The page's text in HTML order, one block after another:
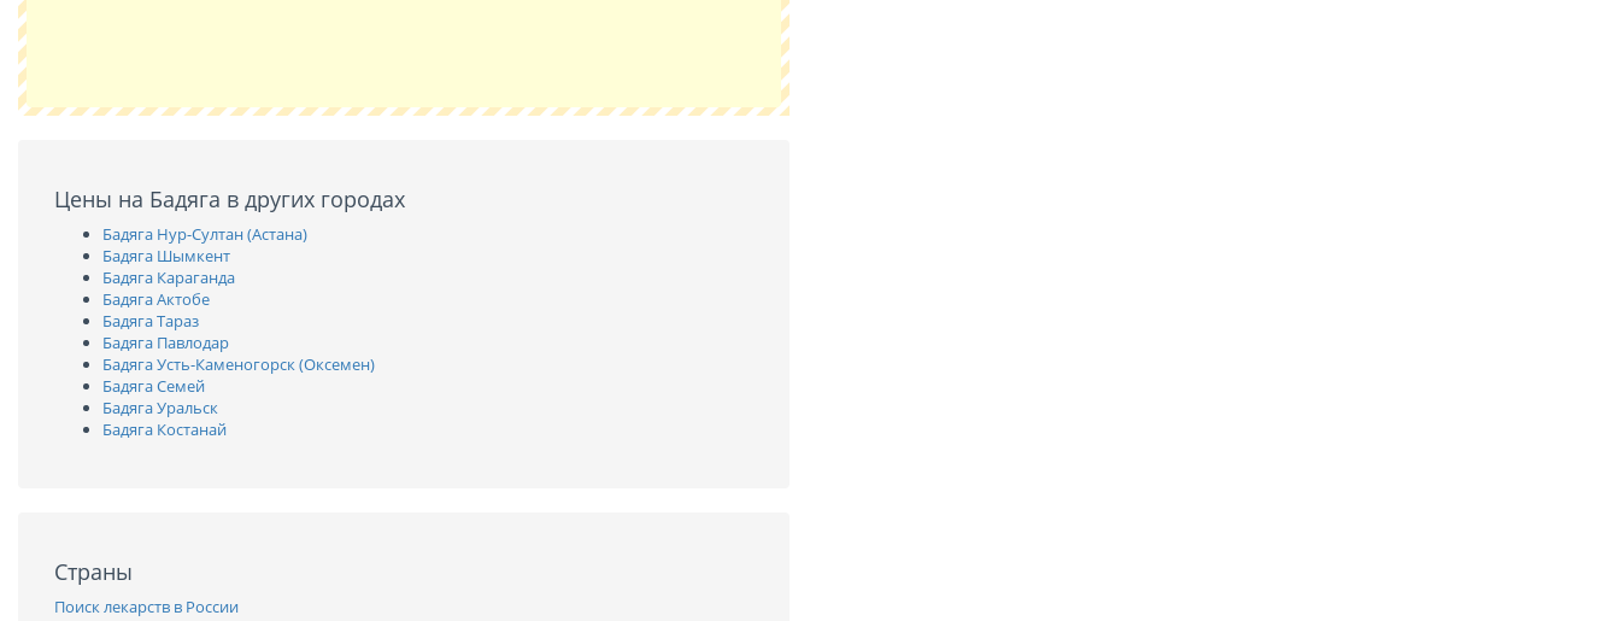
Цены на Бадяга в других городах
Бадяга Нур-Султан (Астана)
Бадяга Шымкент
Бадяга Караганда
Бадяга Актобе
Бадяга Тараз
Бадяга Павлодар
Бадяга Усть-Каменогорск (Оксемен)
Бадяга Семей
Бадяга Уральск
Бадяга Костанай
Страны
Поиск лекарств в России